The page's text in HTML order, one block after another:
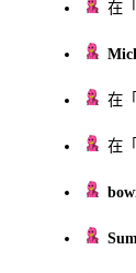
在「
在「
在「